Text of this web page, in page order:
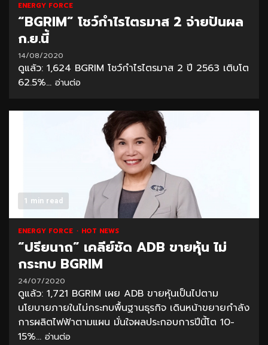
ENERGY FORCE
“BGRIM” โชว์กำไรไตรมาส 2 จ่ายปันผล
ก.ย.นี้
14/08/2020
ดูแล้ว: 1,624 BGRIM โชว์กำไรไตรมาส 2 ปี 2563 เติบโต
62.5%... อ่านต่อ
1 min read
ENERGY FORCE HOT NEWS
“ปรียนาถ” เคลีย์ชัด ADB ขายหุ้น ไม่
กระทบ BGRIM
24/07/2020
ดูแล้ว: 1,721 BGRIM เผย ADB ขายหุ้นเป็นไปตาม
นโยบายภายในไม่กระทบพื้นฐานธุรกิจ เดินหน้าขยายกำลัง
การผลิตไฟฟ้าตามแผน มั่นใจผลประกอบการปีนี้โต 10-
15%... อ่านต่อ